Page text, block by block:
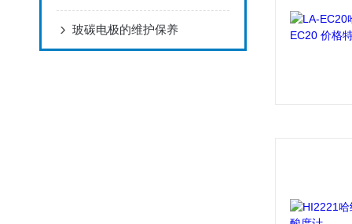
玻碳电极的维护保养